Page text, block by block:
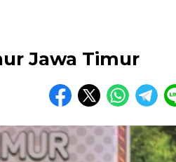
Jawa Timur